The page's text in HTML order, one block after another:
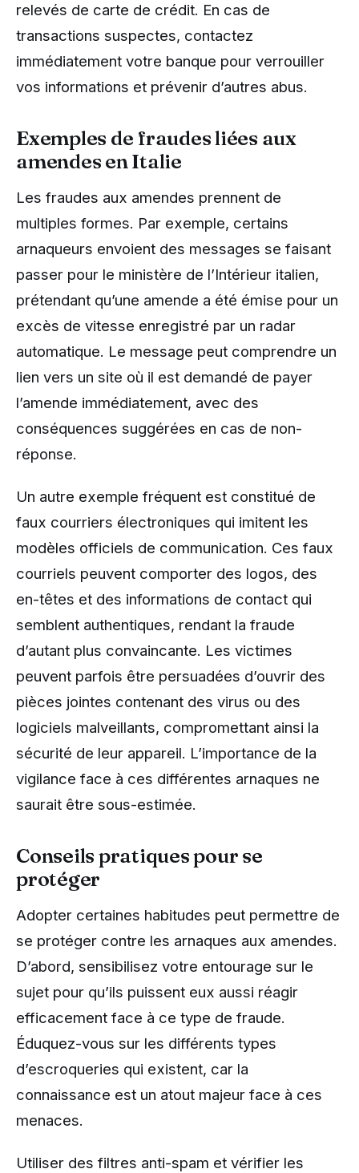
relevés de carte de crédit. En cas de
transactions suspectes, contactez
immédiatement votre banque pour verrouiller
vos informations et prévenir d’autres abus.
Exemples de fraudes liées aux
amendes en Italie
Les fraudes aux amendes prennent de
multiples formes. Par exemple, certains
arnaqueurs envoient des messages se faisant
passer pour le ministère de l’Intérieur italien,
prétendant qu’une amende a été émise pour un
excès de vitesse enregistré par un radar
automatique. Le message peut comprendre un
lien vers un site où il est demandé de payer
l’amende immédiatement, avec des
conséquences suggérées en cas de non-
réponse.
Un autre exemple fréquent est constitué de
faux courriers électroniques qui imitent les
modèles officiels de communication. Ces faux
courriels peuvent comporter des logos, des
en-têtes et des informations de contact qui
semblent authentiques, rendant la fraude
d’autant plus convaincante. Les victimes
peuvent parfois être persuadées d’ouvrir des
pièces jointes contenant des virus ou des
logiciels malveillants, compromettant ainsi la
sécurité de leur appareil. L’importance de la
vigilance face à ces différentes arnaques ne
saurait être sous-estimée.
Conseils pratiques pour se
protéger
Adopter certaines habitudes peut permettre de
se protéger contre les arnaques aux amendes.
D’abord, sensibilisez votre entourage sur le
sujet pour qu’ils puissent eux aussi réagir
efficacement face à ce type de fraude.
Éduquez-vous sur les différents types
d’escroqueries qui existent, car la
connaissance est un atout majeur face à ces
menaces.
Utiliser des filtres anti-spam et vérifier les